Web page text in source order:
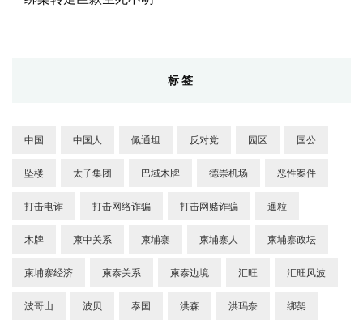
标签
中国 中国人 佩通坦 反对党 园区 国公
坠楼 太子集团 巴域木牌 德崇机场 恶性案件
打击电诈 打击网络诈骗 打击网赌诈骗 暹粒
木牌 柬中关系 柬埔寨 柬埔寨人 柬埔寨政坛
柬埔寨经济 柬泰关系 柬泰边境 汇旺 汇旺风波
波哥山 波贝 泰国 洪森 洪玛奈 绑架